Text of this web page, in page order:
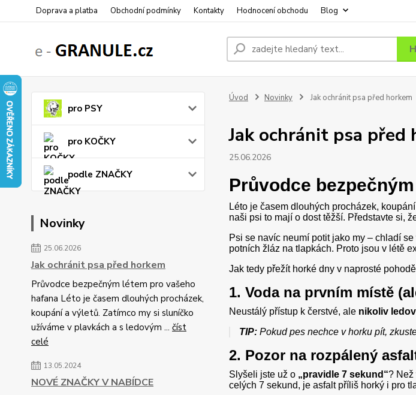
Doprava a platba Obchodní podmínky Kontakty Hodnocení obchodu Blog
pro PSY
pro KOČKY
podle ZNAČKY
Novinky
25.06.2026
Jak ochránit psa před horkem
Průvodce bezpečným létem pro vašeho
hafana Léto je časem dlouhých procházek,
koupání a výletů. Zatímco my si sluníčko
užíváme v plavkách a s ledovým ... číst
celé
13.05.2024
NOVÉ ZNAČKY V NABÍDCE
Úvod Novinky Jak ochránit psa před horkem
Jak ochránit psa před
25.06.2026
Průvodce
Léto je časem dlouhých procházek,
naši psi to mají o dost těžší. Představte si,
Psi se navíc neumí potit jako my – chladí
potních žláz na tlapkách. Proto jsou v létě
Jak tedy přežít horké dny v naprosté
1. Voda na prvním místě
Neustálý přístup k čerstvé, ale nikoliv
TIP:Pokud pes nechce v horku pít,
2. Pozor na rozpálený
Slyšeli jste už o „pravidle 7 sekund“? Než
celých 7 sekund, je asfalt příliš horký i pro